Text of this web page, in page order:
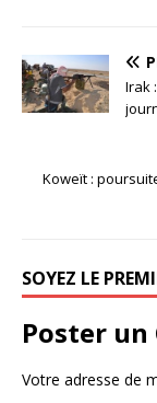
Irak
Koweït :
SOYEZ LE
Poster
Votre adresse de